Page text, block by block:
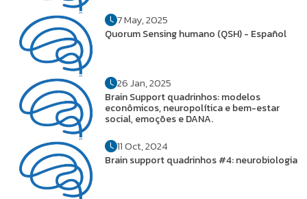
7 May, 2025
Quorum Sensing humano (QSH) - Español
26 Jan, 2025
Brain Support quadrinhos: modelos
econômicos, neuropolítica e bem-estar
social, emoções e DANA.
11 Oct, 2024
Brain support quadrinhos #4: neurobiologia